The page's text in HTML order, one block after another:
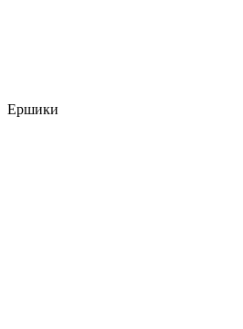
Ершики